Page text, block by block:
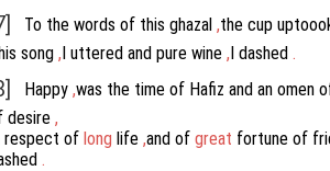
To the words of this ghazal ,the cup
song ,I uttered and pure wine ,I dashed .
Happy ,was the time of Hafiz and an omen
desire ,
respect of long life ,and of great fortune of
.